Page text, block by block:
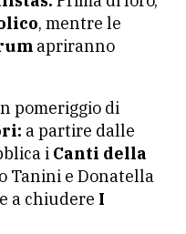
, mentre le
apriranno
pomeriggio di
a partire dalle
i Canti della
Tanini e Donatella
a chiudere I